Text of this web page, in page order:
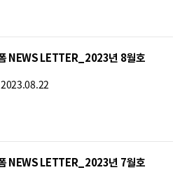
NEWS LETTER_2023년 8월호
2023.08.22
NEWS LETTER_2023년 7월호